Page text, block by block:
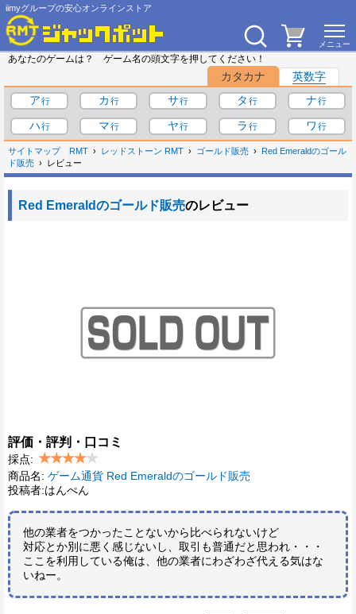
iimyグループの安心オンラインストア
あなたのゲームは？ ゲーム名の頭文字を押してください！
カタカナ
英数字
ア
カ サ タ
ナ
ハ
マ ヤ ラ ワ
サイトマップ RMT レッドストーン RMT ゴールド販売
Red Emeraldのゴール
ド販売
レビュー
Red Emeraldのゴールド販売のレビュー
評価・評判・口コミ
採点:
商品名: ゲーム通貨 Red Emeraldのゴールド販売
投稿者:はんぺん
他の業者をつかったことないから比べられないけど
対応とか別に悪く感じないし、取引も普通だと思われ・・・
ここを利用している俺は、他の業者にわざわざ代える気はな
いねー。